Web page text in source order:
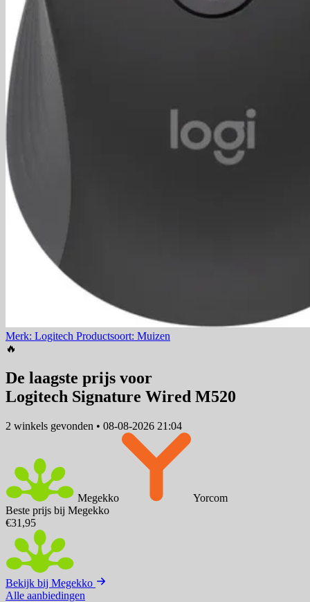
Merk: Logitech Productsoort: Muizen
🔥
De laagste prijs voor
Logitech Signature Wired M520
2 winkels gevonden • 08-08-2026 21:04
Megekko
Yorcom
Beste prijs bij Megekko
€31,95
Bekijk bij Megekko
Alle aanbiedingen